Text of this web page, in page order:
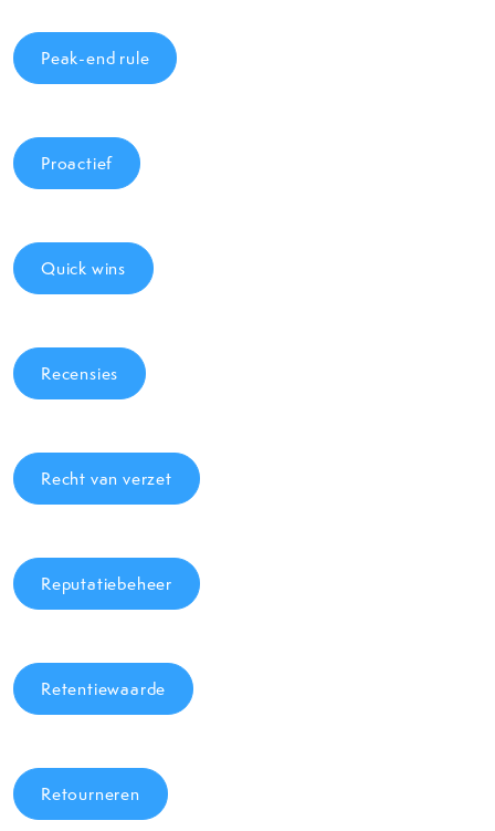
Peak-end rule
Proactief
Quick wins
Recensies
Recht van verzet
Reputatiebeheer
Retentiewaarde
Retourneren